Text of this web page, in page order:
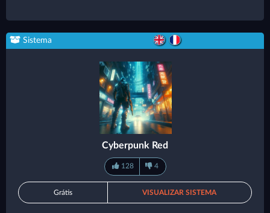
Sistema
Cyberpunk Red
128 4
Grátis VISUALIZAR SISTEMA